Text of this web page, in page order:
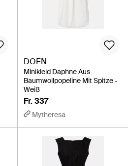
DOEN
Minikleid Daphne Aus
Baumwollpopeline Mit Spitze -
Weiß
Fr. 337
Mytheresa